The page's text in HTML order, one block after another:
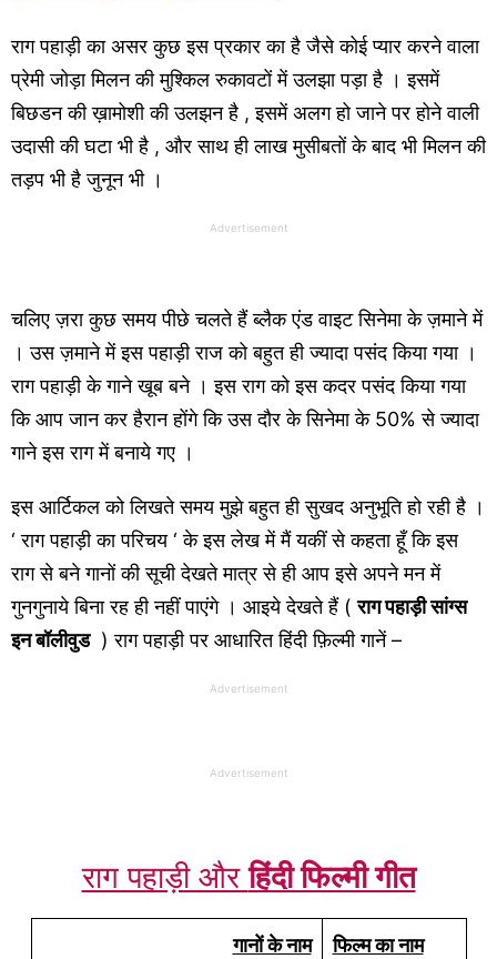
राग पहाड़ी का असर कुछ इस प्रकार का है जैसे कोई प्यार करने वाला
प्रेमी जोड़ा मिलन की मुश्किल रुकावटों में उलझा पड़ा है । इसमें
बिछडन की ख़ामोशी की उलझन है , इसमें अलग हो जाने पर होने वाली
उदासी की घटा भी है , और साथ ही लाख मुसीबतों के बाद भी मिलन की
तड़प भी है जुनून भी ।
Advertisement
चलिए ज़रा कुछ समय पीछे चलते हैं ब्लैक एंड वाइट सिनेमा के ज़माने में
। उस ज़माने में इस पहाड़ी राज को बहुत ही ज्यादा पसंद किया गया ।
राग पहाड़ी के गाने खूब बने । इस राग को इस कदर पसंद किया गया
कि आप जान कर हैरान होंगे कि उस दौर के सिनेमा के 50% से ज्यादा
गाने इस राग में बनाये गए ।
इस आर्टिकल को लिखते समय मुझे बहुत ही सुखद अनुभूति हो रही है ।
‘ राग पहाड़ी का परिचय ‘ के इस लेख में मैं यकीं से कहता हूँ कि इस
राग से बने गानों की सूची देखते मात्र से ही आप इसे अपने मन में
गुनगुनाये बिना रह ही नहीं पाएंगे । आइये देखते हैं (राग पहाड़ी सांग्स
इन बॉलीवुड) राग पहाड़ी पर आधारित हिंदी फ़िल्मी गानें –
Advertisement
Advertisement
राग पहाड़ी औरहिंदी फिल्मी गीत
गानों के नाम फिल्म का नाम